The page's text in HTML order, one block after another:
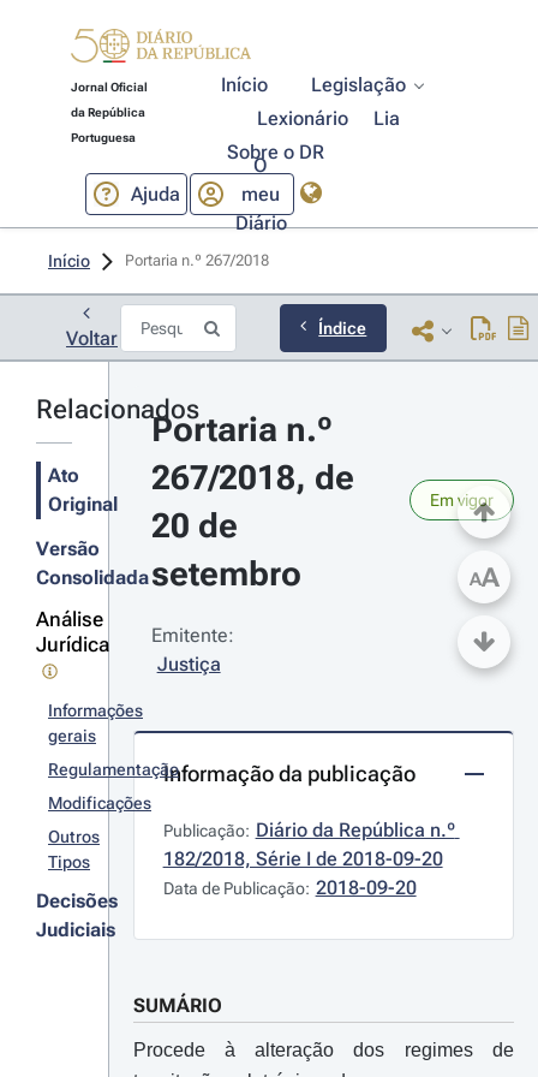
Jornal Oficial
da República
Portuguesa
Início
Legislação
Lexionário
Lia
Sobre o DR
Ajuda
O
meu
Diário
Início Portaria n.º 267/2018
Voltar Índice
Relacionados
Ato
Original
Versão
Consolidada
Análise
Jurídica
Informações
gerais
Regulamentação
Modificações
Outros
Tipos
Decisões
Judiciais
Portaria n.º
267/2018, de
20 de
setembro
Em vigor
Emitente:
Justiça
Informação da publicação
Publicação: Diário da República n.º
182/2018, Série I de 2018-09-20
Data de Publicação: 2018-09-20
SUMÁRIO
Procede à alteração dos regimes de
AA